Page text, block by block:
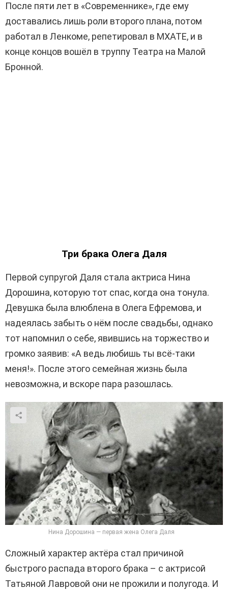
После пяти лет в «Современнике», где ему
доставались лишь роли второго плана, потом
работал в Ленкоме, репетировал в МХАТЕ, и в
конце концов вошёл в труппу Театра на Малой
Бронной.
Три брака Олега Даля
Первой супругой Даля стала актриса Нина
Дорошина, которую тот спас, когда она тонула.
Девушка была влюблена в Олега Ефремова, и
надеялась забыть о нём после свадьбы, однако
тот напомнил о себе, явившись на торжество и
громко заявив: «А ведь любишь ты всё-таки
меня!». После этого семейная жизнь была
невозможна, и вскоре пара разошлась.
Нина Дорошина — первая жена Олега Даля
Сложный характер актёра стал причиной
быстрого распада второго брака – с актрисой
Татьяной Лавровой они не прожили и полугода. И